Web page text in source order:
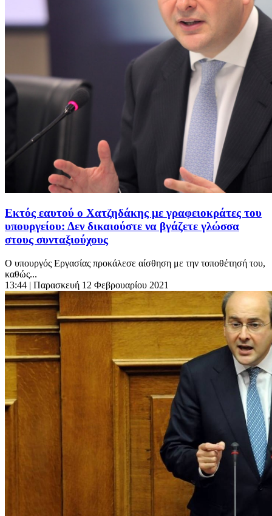
Εκτός εαυτού ο Χατζηδάκης με γραφειοκράτες του
υπουργείου: Δεν δικαιούστε να βγάζετε γλώσσα
στους συνταξιούχους
Ο υπουργός Εργασίας προκάλεσε αίσθηση με την τοποθέτησή του,
καθώς...
13:44 | Παρασκευή 12 Φεβρουαρίου 2021